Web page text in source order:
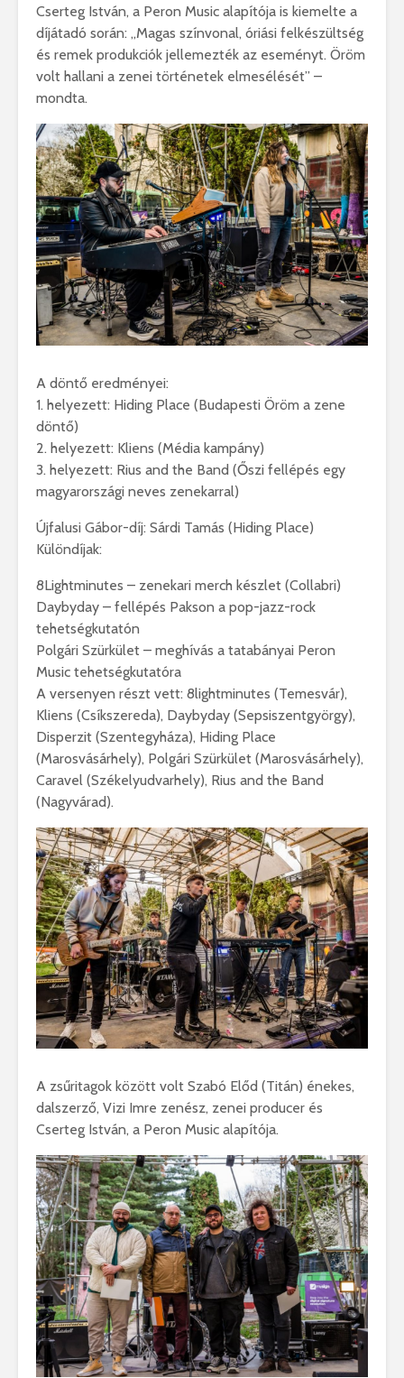
Cserteg István, a Peron Music alapítója is kiemelte a
díjátadó során: „Magas színvonal, óriási felkészültség
és remek produkciók jellemezték az eseményt. Öröm
volt hallani a zenei történetek elmesélését” –
mondta.
A döntő eredményei:
1. helyezett: Hiding Place (Budapesti Öröm a zene
döntő)
2. helyezett: Kliens (Média kampány)
3. helyezett: Rius and the Band (Őszi fellépés egy
magyarországi neves zenekarral)
Újfalusi Gábor-díj: Sárdi Tamás (Hiding Place)
Különdíjak:
8Lightminutes – zenekari merch készlet (Collabri)
Daybyday – fellépés Pakson a pop-jazz-rock
tehetségkutatón
Polgári Szürkület – meghívás a tatabányai Peron
Music tehetségkutatóra
A versenyen részt vett: 8lightminutes (Temesvár),
Kliens (Csíkszereda), Daybyday (Sepsiszentgyörgy),
Disperzit (Szentegyháza), Hiding Place
(Marosvásárhely), Polgári Szürkület (Marosvásárhely),
Caravel (Székelyudvarhely), Rius and the Band
(Nagyvárad).
A zsűritagok között volt Szabó Előd (Titán) énekes,
dalszerző, Vizi Imre zenész, zenei producer és
Cserteg István, a Peron Music alapítója.